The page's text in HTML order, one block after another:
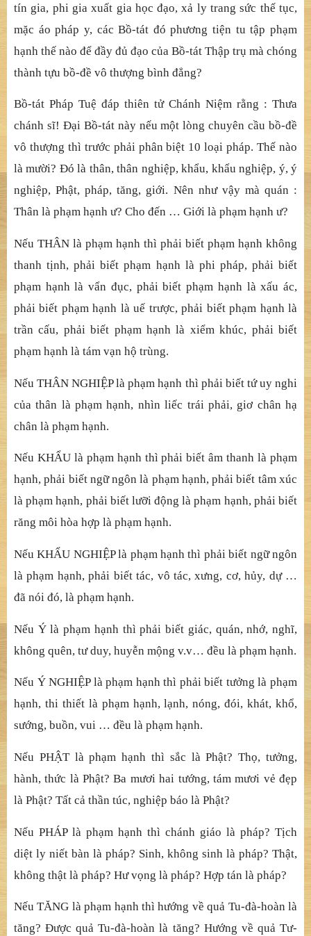
tín gia, phi gia xuất gia học đạo, xả ly trang sức thế tục,
mặc áo pháp y, các Bồ-tát đó phương tiện tu tập phạm
hạnh thế nào để đầy đủ đạo của Bồ-tát Thập trụ mà chóng
thành tựu bồ-đề vô thượng bình đẳng?
Bồ-tát Pháp Tuệ đáp thiên tử Chánh Niệm rằng : Thưa
chánh sĩ! Đại Bồ-tát này nếu một lòng chuyên cầu bồ-đề
vô thượng thì trước phải phân biệt 10 loại pháp. Thế nào
là mười? Đó là thân, thân nghiệp, khẩu, khẩu nghiệp, ý, ý
nghiệp, Phật, pháp, tăng, giới. Nên như vậy mà quán :
Thân là phạm hạnh ư? Cho đến … Giới là phạm hạnh ư?
Nếu THÂN là phạm hạnh thì phải biết phạm hạnh không
thanh tịnh, phải biết phạm hạnh là phi pháp, phải biết
phạm hạnh là vẩn đục, phải biết phạm hạnh là xấu ác,
phải biết phạm hạnh là uế trược, phải biết phạm hạnh là
trần cấu, phải biết phạm hạnh là xiểm khúc, phải biết
phạm hạnh là tám vạn hộ trùng.
Nếu THÂN NGHIỆP là phạm hạnh thì phải biết tứ uy nghi
của thân là phạm hạnh, nhìn liếc trái phải, giơ chân hạ
chân là phạm hạnh.
Nếu KHẨU là phạm hạnh thì phải biết âm thanh là phạm
hạnh, phải biết ngữ ngôn là phạm hạnh, phải biết tâm xúc
là phạm hạnh, phải biết lưỡi động là phạm hạnh, phải biết
răng môi hòa hợp là phạm hạnh.
Nếu KHẨU NGHIỆP là phạm hạnh thì phải biết ngữ ngôn
là phạm hạnh, phải biết tác, vô tác, xưng, cơ, hủy, dự …
đã nói đó, là phạm hạnh.
Nếu Ý là phạm hạnh thì phải biết giác, quán, nhớ, nghĩ,
không quên, tư duy, huyễn mộng v.v… đều là phạm hạnh.
Nếu Ý NGHIỆP là phạm hạnh thì phải biết tưởng là phạm
hạnh, thi thiết là phạm hạnh, lạnh, nóng, đói, khát, khổ,
sướng, buồn, vui … đều là phạm hạnh.
Nếu PHẬT là phạm hạnh thì sắc là Phật? Thọ, tưởng,
hành, thức là Phật? Ba mươi hai tướng, tám mươi vẻ đẹp
là Phật? Tất cả thần túc, nghiệp báo là Phật?
Nếu PHÁP là phạm hạnh thì chánh giáo là pháp? Tịch
diệt ly niết bàn là pháp? Sinh, không sinh là pháp? Thật,
không thật là pháp? Hư vọng là pháp? Hợp tán là pháp?
Nếu TĂNG là phạm hạnh thì hướng về quả Tu-đà-hoàn là
tăng?Được quả Tu-đà-hoàn là tăng? Hướng về quả Tư-